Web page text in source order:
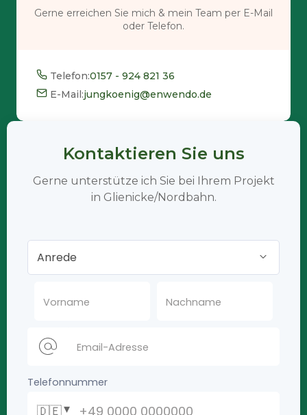
Gerne erreichen Sie mich & mein Team per E-Mail
oder Telefon.
Telefon:0157 - 924 821 36
E-Mail:jungkoenig@enwendo.de
Kontaktieren Sie uns
Gerne unterstütze ich Sie bei Ihrem Projekt
in Glienicke/Nordbahn.